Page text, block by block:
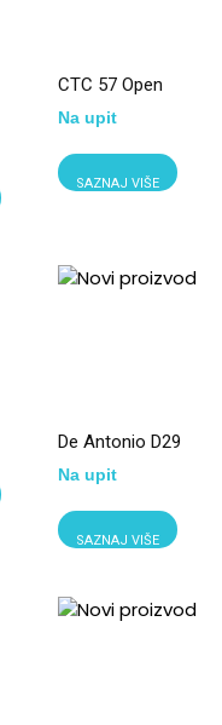
CTC 57 Open
Na upit
SAZNAJ VIŠE
De Antonio D29
Na upit
SAZNAJ VIŠE